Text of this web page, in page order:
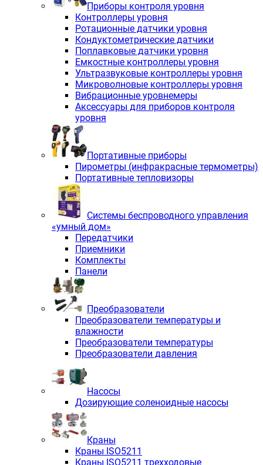
Приборы контроля уровня
Контроллеры уровня
Ротационные датчики уровня
Кондуктометрические датчики
Поплавковые датчики уровня
Емкостные контроллеры уровня
Ультразвуковые контроллеры уровня
Микроволновые контроллеры уровня
Вибрационные уровнемеры
Аксессуары для приборов контроля
уровня
Портативные приборы
Пирометры (инфракрасные термометры)
Портативные тепловизоры
Системы беспроводного управления
«умный дом»
Передатчики
Приемники
Комплекты
Панели
Преобразователи
Преобразователи температуры и
влажности
Преобразователи температуры
Преобразователи давления
Насосы
Дозирующие соленоидные насосы
Краны
Краны ISO5211
Краны ISO5211 трехходовые